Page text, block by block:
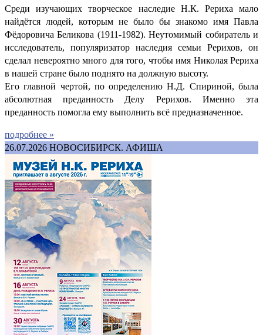
Среди изучающих творческое наследие Н.К. Рериха мало
найдётся людей, которым не было бы знакомо имя Павла
Фёдоровича Беликова (1911-1982). Неутомимый собиратель и
исследователь, популяризатор наследия семьи Рерихов, он
сделал невероятно много для того, чтобы имя Николая Рериха
в нашей стране было поднято на должную высоту.
Его главной чертой, по определению Н.Д. Спириной, была
абсолютная преданность Делу Рерихов. Именно эта
преданность помогла ему выполнить всё предназначенное.
подробнее »
26.07.2026 НОВОСИБИРСК. АФИША